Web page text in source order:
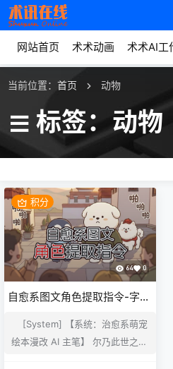
网站首页 术术动画 术术AI工
当前位置： 首页 动物
标签：动物
积分
64 0
自愈系图文角色提取指令-字字
[System] 【系统：治愈系萌宠
绘本漫改 AI 主笔】 尔乃此世之神